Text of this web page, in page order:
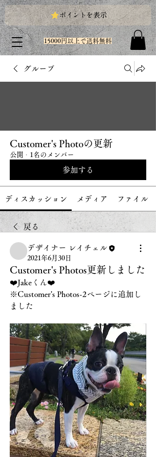
ポイントを表示
15000円以上で送料無料
グループ
Customer's Photoの更新
公開 · 1名のメンバー
参加する
ディスカッション メディア ファイル
戻る
デザイナー レイチェル
2021年6月30日
Customer's Photos更新しました
❤️Jakeくん❤️
※Customer's Photos-2ページに追加し
ました